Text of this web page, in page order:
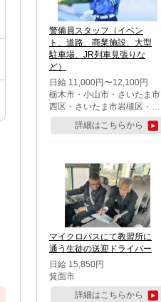
警備員スタッフ（イベン
ト、道路、商業施設、大型
駐車場、JR列車見張りな
ど）
日給 11,000円〜12,100円
栃木市・小山市・さいたま市
西区・さいたま市岩槻区・久
喜市・蓮田市
詳細はこちらから
マイクロバスにて教習所に
通う生徒の送迎ドライバー
日給 15,850円
箕面市
詳細はこちらから